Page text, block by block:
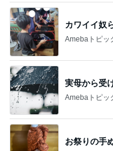
カワイイ奴
Amebaトピッ
実母から受
Amebaトピッ
お祭りの手